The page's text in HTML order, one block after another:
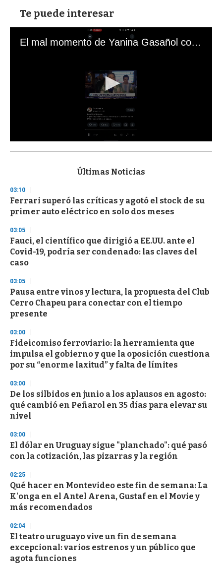
Te puede interesar
El mal momento de Yanina Gasañol con un hincha argentino en "Subrayado"
s
d
s
o
f
3
s
e
c
o
d
s
Últimas Noticias
03:10
Ferrari superó las críticas y agotó el stock de su
primer auto eléctrico en solo dos meses
03:05
Fauci, el científico que dirigió a EE.UU. ante el
Covid-19, podría ser condenado: las claves del
caso
03:05
Pausa entre vinos y lectura, la propuesta del Club
Cerro Chapeu para conectar con el tiempo
presente
03:00
Fideicomiso ferroviario: la herramienta que
impulsa el gobierno y que la oposición cuestiona
por su “enorme laxitud” y falta de límites
03:00
De los silbidos en junio a los aplausos en agosto:
qué cambió en Peñarol en 35 días para elevar su
nivel
03:00
El dólar en Uruguay sigue "planchado": qué pasó
con la cotización, las pizarras y la región
02:25
Qué hacer en Montevideo este fin de semana: La
K'onga en el Antel Arena, Gustaf en el Movie y
más recomendados
02:04
El teatro uruguayo vive un fin de semana
excepcional: varios estrenos y un público que
agota funciones